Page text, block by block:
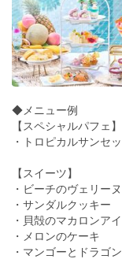
◆メニュー例
【スペシャルパフェ】
・トロピカルサンセ
【スイーツ】
・ビーチのヴェリーヌ
・サンダルクッキー
・貝殻のマカロンア
・メロンのケーキ
・マンゴーとドラゴ